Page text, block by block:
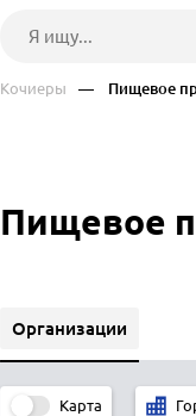
Кочиеры — Пищевое
Пищевое
Организации
Карта